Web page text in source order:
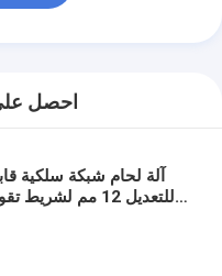
احصل
آلة لحام شبكة سلكية
للتعديل 12 مم لشريط